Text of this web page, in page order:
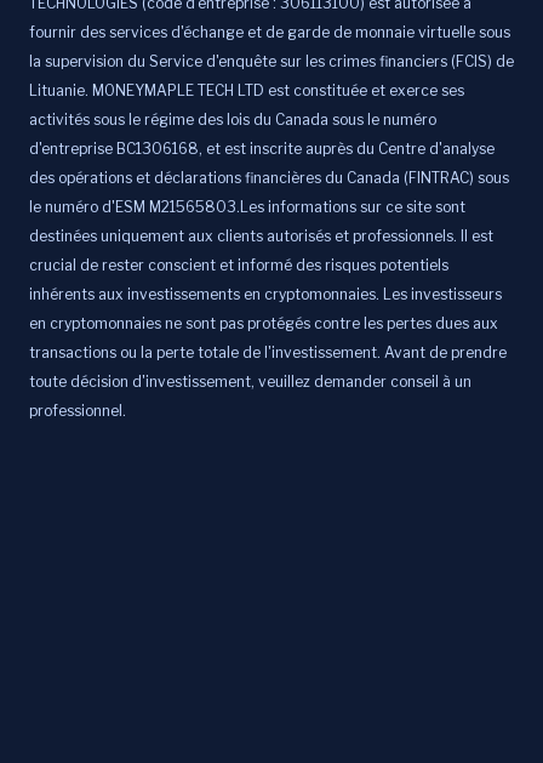
fournir des services d'échange et de garde de monnaie virtuelle sous
la supervision du Service d'enquête sur les crimes financiers (FCIS) de
Lituanie. MONEYMAPLE TECH LTD est constituée et exerce ses
activités sous le régime des lois du Canada sous le numéro
d'entreprise BC1306168, et est inscrite auprès du Centre d'analyse
des opérations et déclarations financières du Canada (FINTRAC) sous
le numéro d'ESM M21565803.Les informations sur ce site sont
destinées uniquement aux clients autorisés et professionnels. Il est
crucial de rester conscient et informé des risques potentiels
inhérents aux investissements en cryptomonnaies. Les investisseurs
en cryptomonnaies ne sont pas protégés contre les pertes dues aux
transactions ou la perte totale de l'investissement. Avant de prendre
toute décision d'investissement, veuillez demander conseil à un
professionnel.